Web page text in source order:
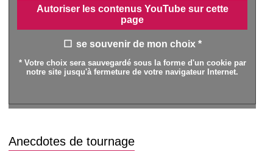
Autoriser les contenus YouTube sur cette
page
se souvenir de mon choix *
* Votre choix sera sauvegardé sous la forme d'un cookie par
notre site jusqu'à fermeture de votre navigateur Internet.
Anecdotes de tournage